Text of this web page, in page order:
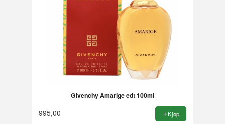
Givenchy Amarige edt 100ml
995,00 Kjøp